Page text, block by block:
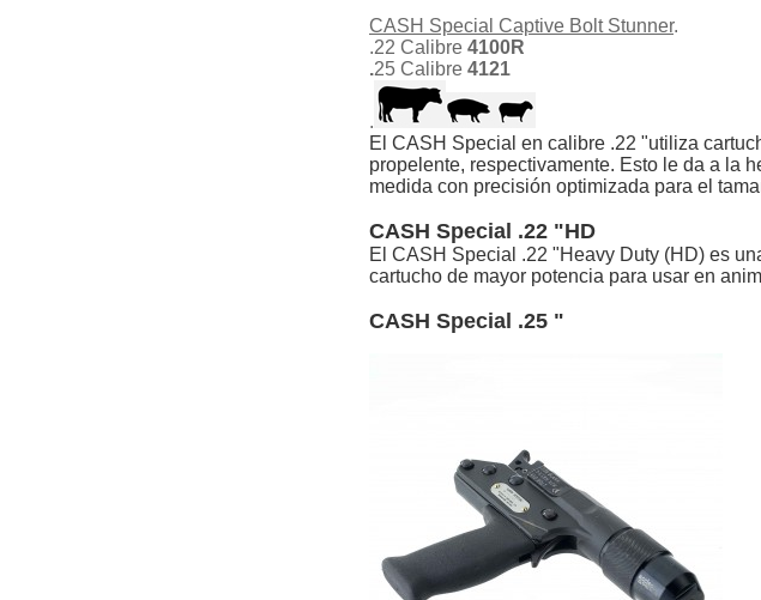
CASH Special Captive Bolt Stunner.
.22 Calibre 4100R
.25 Calibre 4121
.
El CASH Special en calibre .22 "utiliza
propelente, respectivamente. Esto le da a la
medida con precisión optimizada para el
CASH Special .22 "HD
El CASH Special .22 "Heavy Duty (HD) es
cartucho de mayor potencia para usar en
CASH Special .25 "